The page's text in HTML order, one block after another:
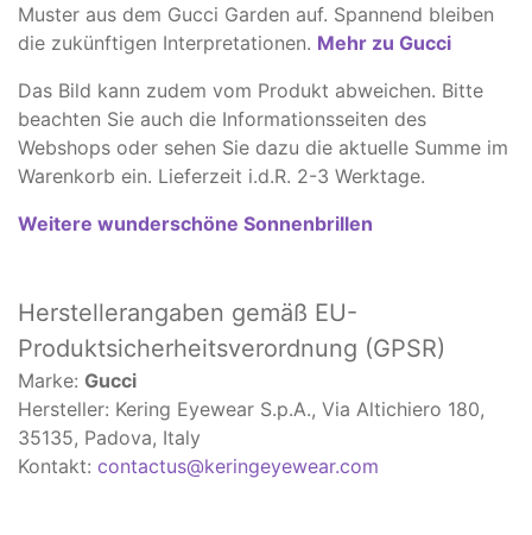
Muster aus dem Gucci Garden auf. Spannend bleiben
die zukünftigen Interpretationen. Mehr zu Gucci
Das Bild kann zudem vom Produkt abweichen. ​Bitte
beachten Sie auch die Informationsseiten des
Webshops oder sehen Sie dazu die aktuelle Summe im
Warenkorb ein. Lieferzeit i.d.R. 2-3 Werktage.
Weitere wunderschöne Sonnenbrillen
Herstellerangaben gemäß EU-
Produktsicherheitsverordnung (GPSR)
Marke: Gucci
Hersteller: Kering Eyewear S.p.A., Via Altichiero 180,
35135, Padova, Italy
Kontakt: contactus@keringeyewear.com